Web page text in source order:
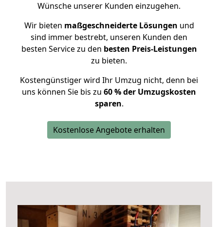
Wünsche unserer Kunden einzugehen.
Wir bieten maßgeschneiderte Lösungen und
sind immer bestrebt, unseren Kunden den
besten Service zu den besten Preis-Leistungen
zu bieten.
Kostengünstiger wird Ihr Umzug nicht, denn bei
uns können Sie bis zu 60 % der Umzugskosten
sparen.
Kostenlose Angebote erhalten